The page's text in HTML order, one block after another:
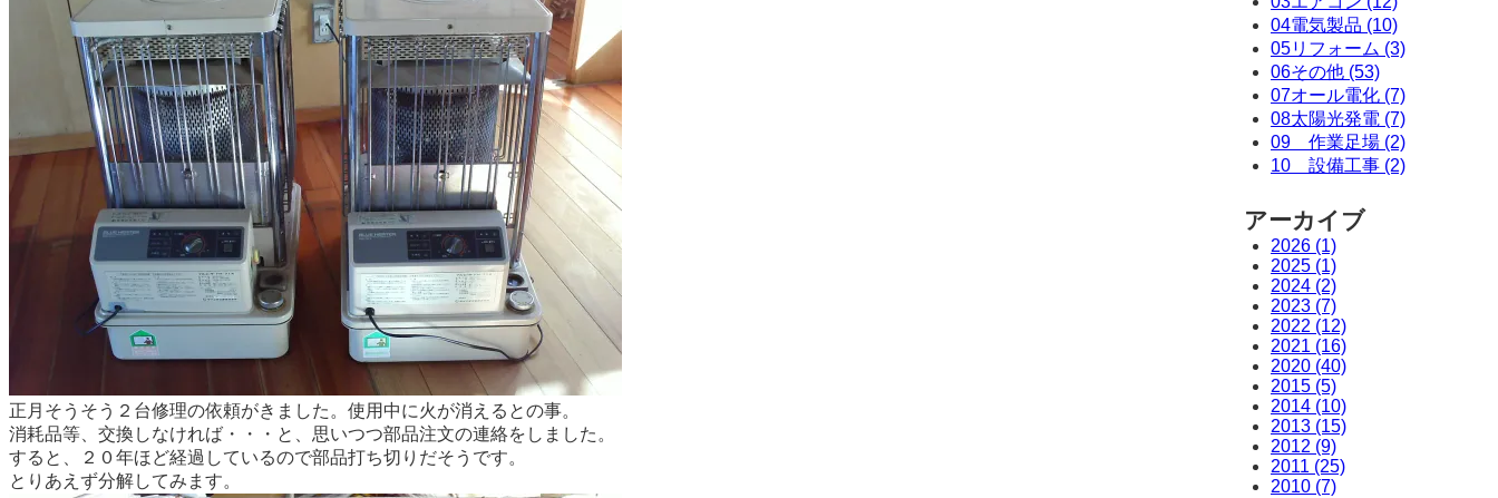
正月そうそう２台修理の依頼がきました。使用中に火が消えるとの事。
消耗品等、交換しなければ・・・と、思いつつ部品注文の連絡をしました。
すると、２０年ほど経過しているので部品打ち切りだそうです。
とりあえず分解してみます。
04電気製品 (10)
05リフォーム (3)
06その他 (53)
07オール電化 (7)
08太陽光発電 (7)
09 作業足場 (2)
10 設備工事 (2)
アーカイブ
2026 (1)
2025 (1)
2024 (2)
2023 (7)
2022 (12)
2021 (16)
2020 (40)
2015 (5)
2014 (10)
2013 (15)
2012 (9)
2011 (25)
2010 (7)